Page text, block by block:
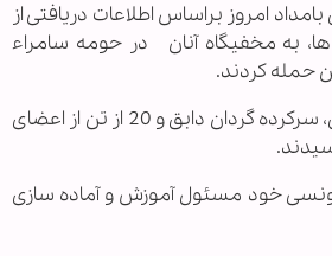
امروز براساس اطلاعات دریافتی از
به مخفیگاه آنان در حومه سامراء
حمله کردند.
در پی این عملیات موفق، سرکرده گردان دابق و 20 از تن از اعضای
تونسی خود مسئول آموزش و آماده سازی